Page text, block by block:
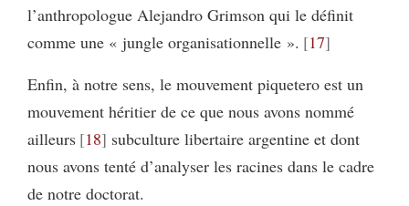
l’anthropologue Alejandro Grimson qui le définit
comme une « jungle organisationnelle ». 17
Enfin, à notre sens, le mouvement piquetero est un
mouvement héritier de ce que nous avons nommé
ailleurs 18 subculture libertaire argentine et dont
nous avons tenté d’analyser les racines dans le cadre
de notre doctorat.